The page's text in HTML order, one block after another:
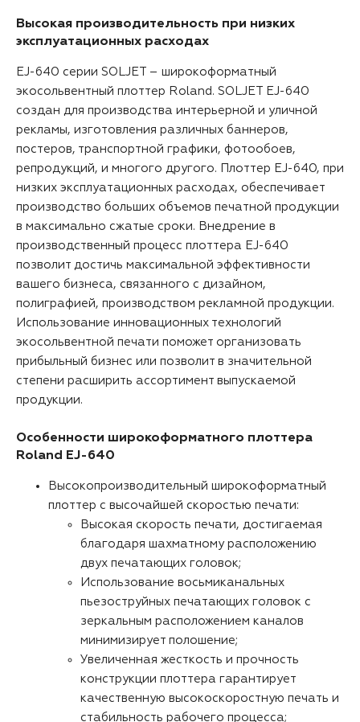
Высокая производительность при низких
эксплуатационных расходах
EJ-640 серии SOLJET
– широкоформатный
экосольвентный плоттер Roland. SOLJET EJ-640
создан для производства интерьерной и уличной
рекламы, изготовления различных баннеров,
постеров, транспортной графики, фотообоев,
репродукций, и многого другого. Плоттер EJ-640, при
низких эксплуатационных расходах, обеспечивает
производство больших объемов печатной продукции
в максимально сжатые сроки. Внедрение в
производственный процесс плоттера EJ-640
позволит достичь максимальной эффективности
вашего бизнеса, связанного с дизайном,
полиграфией, производством рекламной продукции.
Использование инновационных технологий
экосольвентной печати поможет организовать
прибыльный бизнес или позволит в значительной
степени расширить ассортимент выпускаемой
продукции.
Особенности широкоформатного плоттера
Roland EJ-640
Высокопроизводительный широкоформатный
плоттер с высочайшей скоростью печати:
Высокая скорость печати, достигаемая
благодаря шахматному расположению
двух печатающих головок;
Использование восьмиканальных
пьезоструйных печатающих головок с
зеркальным расположением каналов
минимизирует полошение;
Увеличенная жесткость и прочность
конструкции плоттера гарантирует
качественную высокоскоростную печать и
стабильность рабочего процесса;